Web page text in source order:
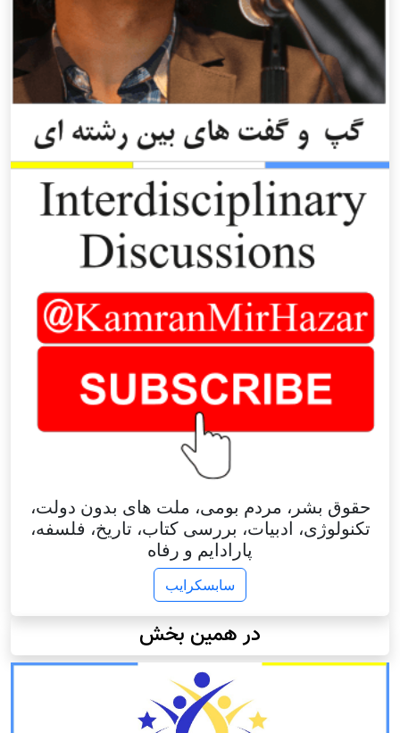
حقوق بشر، مردم بومی، ملت های بدون دولت،
تکنولوژی، ادبیات، بررسی کتاب، تاریخ، فلسفه،
پارادایم و رفاه
سابسکرایب
در همین بخش